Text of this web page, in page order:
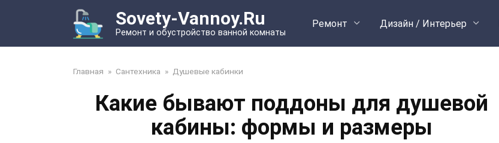
Sovety-Vannoy.Ru
Ремонт и обустройство ванной комнаты
Ремонт Дизайн / Интерьер
Главная » Сантехника » Душевые кабинки
Какие бывают поддоны для душевой
кабины: формы и размеры